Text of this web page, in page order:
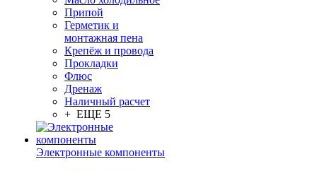
Припой
Герметик и
монтажная пена
Крепёж и провода
Прокладки
Флюс
Дренаж
Наличный расчет
+ ЕЩЕ 5
Электронные компоненты